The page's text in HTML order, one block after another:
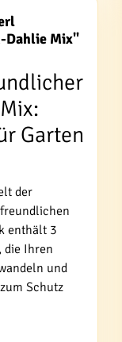
Dahlie Mix"
Garten
der
enthält 3
die Ihren
und
Schutz